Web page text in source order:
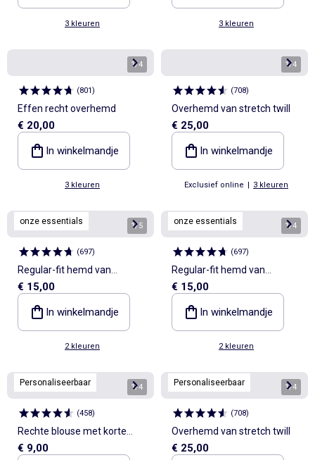
3 kleuren 3 kleuren
1/4
(801)
Effen recht overhemd
€ 20,00
In winkelmandje
3 kleuren
1/4
(708)
Overhemd van stretch twill
€ 25,00
In winkelmandje
Exclusief online | 3 kleuren
onze essentials 1/5
(697)
Regular-fit hemd van
oxfordkatoen
€ 15,00
In winkelmandje
2 kleuren
onze essentials 1/4
(697)
Regular-fit hemd van
oxfordkatoen
€ 15,00
In winkelmandje
2 kleuren
Personaliseerbaar 1/4
(458)
Rechte blouse met korte
mouw
€ 9,00
Personaliseerbaar 1/4
(708)
Overhemd van stretch twill
€ 25,00